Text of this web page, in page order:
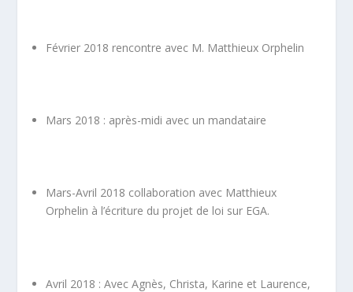
Février 2018 rencontre avec M. Matthieux Orphelin
Mars 2018 : après-midi avec un mandataire
Mars-Avril 2018 collaboration avec Matthieux
Orphelin à l’écriture du projet de loi sur EGA.
Avril 2018 : Avec Agnès, Christa, Karine et Laurence,